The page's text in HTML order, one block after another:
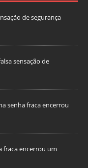
de segurança
sensação de
senha fraca encerrou
fraca encerrou um